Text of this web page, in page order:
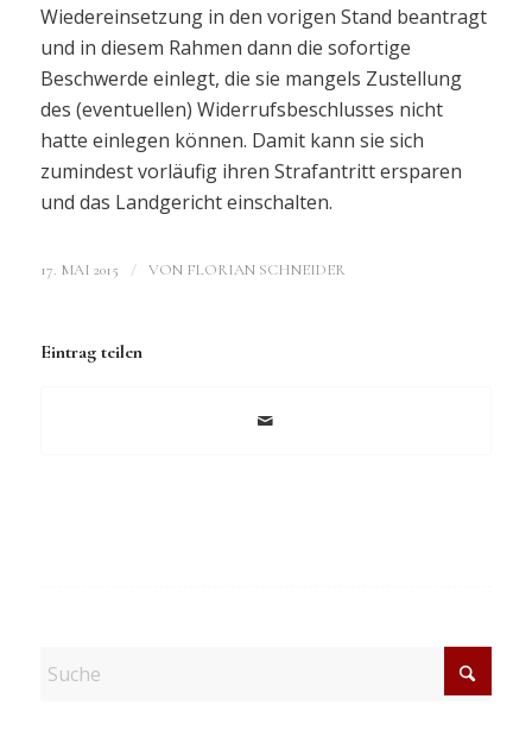
Wiedereinsetzung in den vorigen Stand beantragt
und in diesem Rahmen dann die sofortige
Beschwerde einlegt, die sie mangels Zustellung
des (eventuellen) Widerrufsbeschlusses nicht
hatte einlegen können. Damit kann sie sich
zumindest vorläufig ihren Strafantritt ersparen
und das Landgericht einschalten.
17. MAI 2015 / VON FLORIAN SCHNEIDER
Eintrag teilen